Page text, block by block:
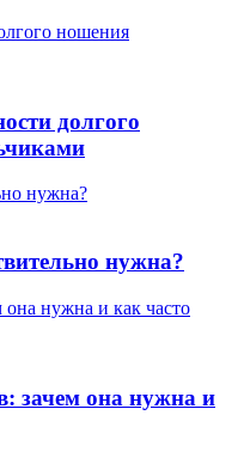
ношения
долгого
нужна?
нужна?
она нужна и как часто
зачем она нужна и